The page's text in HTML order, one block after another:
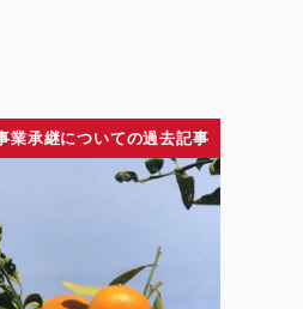
業承継についての過去記事